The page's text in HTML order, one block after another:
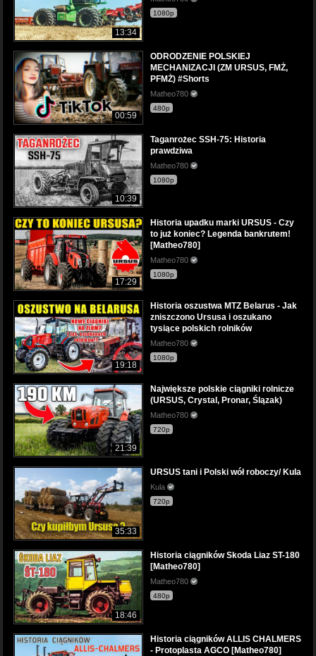
13:34
1080p
00:59
ODRODZENIE POLSKIEJ
MECHANIZACJI (ZM URSUS, FMŻ,
PFMŻ) #Shorts
Matheo780
480p
10:39
Taganrożec SSH-75: Historia
prawdziwa
Matheo780
1080p
17:29
Historia upadku marki URSUS - Czy
to już koniec? Legenda bankrutem!
[Matheo780]
Matheo780
1080p
19:18
Historia oszustwa MTZ Belarus - Jak
zniszczono Ursusa i oszukano
tysiące polskich rolników
Matheo780
1080p
21:39
Największe polskie ciągniki rolnicze
(URSUS, Crystal, Pronar, Ślązak)
Matheo780
720p
35:33
URSUS tani i Polski wół roboczy/ Kula
Kula
720p
18:46
Historia ciągników Skoda Liaz ST-180
[Matheo780]
Matheo780
480p
Historia ciągników ALLIS CHALMERS
- Protoplasta AGCO [Matheo780]